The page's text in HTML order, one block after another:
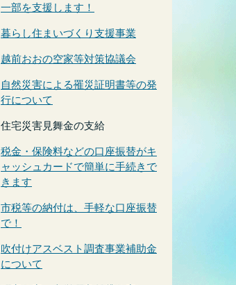
一部を支援します！
暮らし住まいづくり支援事業
越前おおの空家等対策協議会
自然災害による罹災証明書等の発
行について
住宅災害見舞金の支給
税金・保険料などの口座振替がキ
ャッシュカードで簡単に手続きで
きます
市税等の納付は、手軽な口座振替
で！
吹付けアスベスト調査事業補助金
について